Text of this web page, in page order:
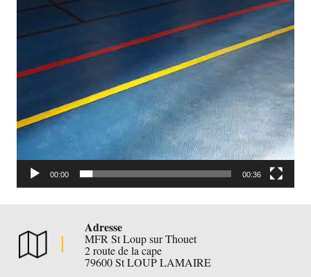
00:00 00:36
Adresse
MFR St Loup sur Thouet
2 route de la cape
79600 St LOUP LAMAIRE